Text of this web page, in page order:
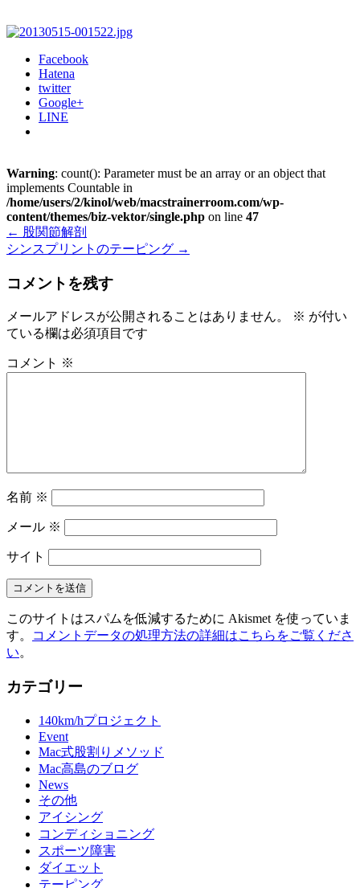
Facebook
Hatena
twitter
Google+
LINE
Warning: count(): Parameter must be an array or an object that
implements Countable in
/home/users/2/kinol/web/macstrainerroom.com/wp-
content/themes/biz-vektor/single.php on line 47
← 股関節解剖
シンスプリントのテーピング →
コメントを残す
メールアドレスが公開されることはありません。 ※ が付い
ている欄は必須項目です
コメント ※
名前 ※
メール ※
サイト
このサイトはスパムを低減するために Akismet を使っていま
す。
コメントデータの処理方法の詳細はこちらをご覧くださ
い。
カテゴリー
140km/hプロジェクト
Event
Mac式股割りメソッド
Mac高島のブログ
News
その他
アイシング
コンディショニング
スポーツ障害
ダイエット
テーピング